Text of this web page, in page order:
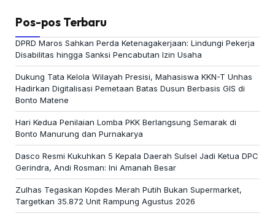
Pos-pos Terbaru
DPRD Maros Sahkan Perda Ketenagakerjaan: Lindungi Pekerja
Disabilitas hingga Sanksi Pencabutan Izin Usaha
Dukung Tata Kelola Wilayah Presisi, Mahasiswa KKN-T Unhas
Hadirkan Digitalisasi Pemetaan Batas Dusun Berbasis GIS di
Bonto Matene
Hari Kedua Penilaian Lomba PKK Berlangsung Semarak di
Bonto Manurung dan Purnakarya
Dasco Resmi Kukuhkan 5 Kepala Daerah Sulsel Jadi Ketua DPC
Gerindra, Andi Rosman: Ini Amanah Besar
Zulhas Tegaskan Kopdes Merah Putih Bukan Supermarket,
Targetkan 35.872 Unit Rampung Agustus 2026